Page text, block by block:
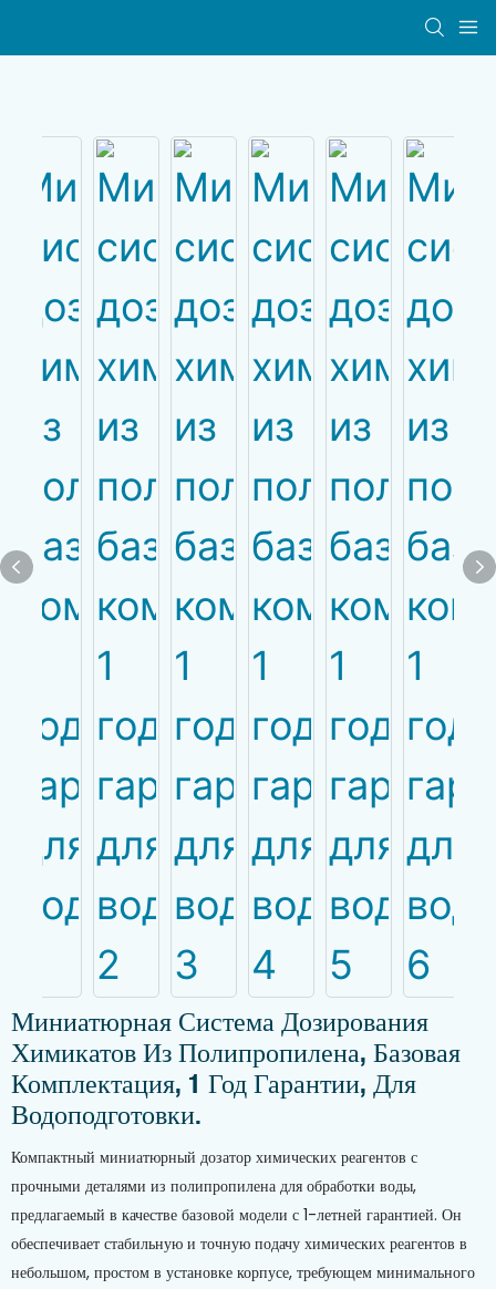
Миниатюрная Система Дозирования
Химикатов Из Полипропилена, Базовая
Комплектация, 1 Год Гарантии, Для
Водоподготовки.
Компактный миниатюрный дозатор химических реагентов с
прочными деталями из полипропилена для обработки воды,
предлагаемый в качестве базовой модели с 1-летней гарантией. Он
обеспечивает стабильную и точную подачу химических реагентов в
небольшом, простом в установке корпусе, требующем минимального